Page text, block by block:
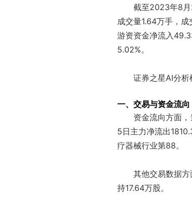
截至2023年8月
成交量1.64万手，
游资资金净流入
5.02%。
证券之星AI分析
一、交易与资金流向
资金流向方面
5日主力净流出
疗器械行业第88。
其他交易数据
持17.64万股。